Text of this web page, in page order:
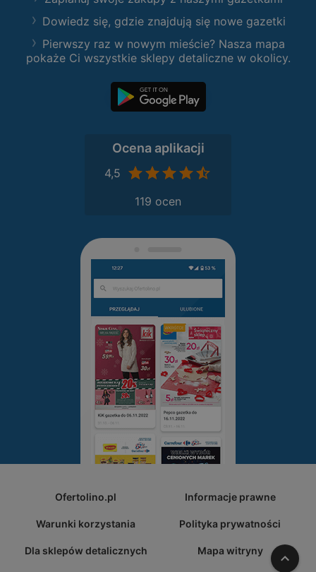
Dowiedz się, gdzie znajdują się nowe gazetki
Pierwszy raz w nowym mieście? Nasza mapa
pokaże Ci wszystkie sklepy detaliczne w okolicy.
Ocena aplikacji
4,5
119 ocen
Ofertolino.pl Informacje prawne
Warunki korzystania Polityka prywatności
Dla sklepów detalicznych Mapa witryny W